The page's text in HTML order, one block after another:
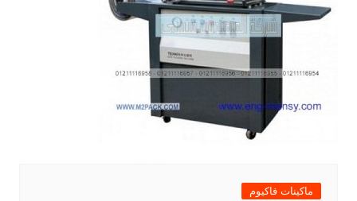
ماكينات فاكيوم